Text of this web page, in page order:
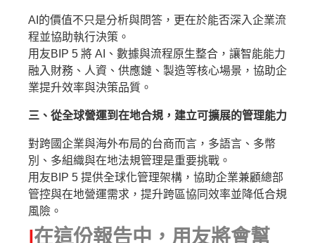
AI的價值不只是分析與問答，更在於能否深入企業流
程並協助執行決策。
用友BIP 5 將 AI、數據與流程原生整合，讓智能能力
融入財務、人資、供應鏈、製造等核心場景，協助企
業提升效率與決策品質。
三、從全球營運到在地合規，建立可擴展的管理能力
對跨國企業與海外布局的台商而言，多語言、多幣
別、多組織與在地法規管理是重要挑戰。
用友BIP 5 提供全球化管理架構，協助企業兼顧總部
管控與在地營運需求，提升跨區協同效率並降低合規
風險。
|在這份報告中，用友將會幫